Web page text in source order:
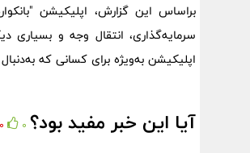
براساس این گزارش، اپلیکیشن
سرمایه‌گذاری، انتقال وجه و
اپلیکیشن به‌ویژه برای کسانی که
آیا این خبر مفید بود؟ 0
0